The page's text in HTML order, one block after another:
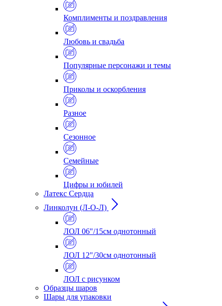
Комплименты и поздравления
Любовь и свадьба
Популярные персонажи и темы
Приколы и оскорбления
Разное
Сезонное
Семейные
Цифры и юбилей
Латекс Сердца
Линколун (Л-О-Л)
ЛОЛ 06"/15см однотонный
ЛОЛ 12"/30см однотонный
ЛОЛ с рисунком
Образцы шаров
Шары для упаковки